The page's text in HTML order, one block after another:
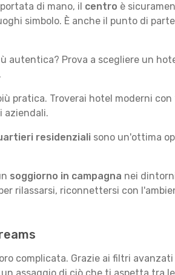
di mano, il centro è
simbolo. È anche il punto di
autentica? Prova a scegliere un
pratica. Troverai hotel moderni
aziendali.
residenziali sono un'ottima
soggiorno in campagna nei
rilassarsi, riconnettersi con
complicata. Grazie ai filtri